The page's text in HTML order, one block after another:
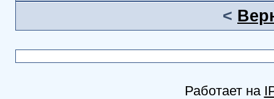
<
Работает на